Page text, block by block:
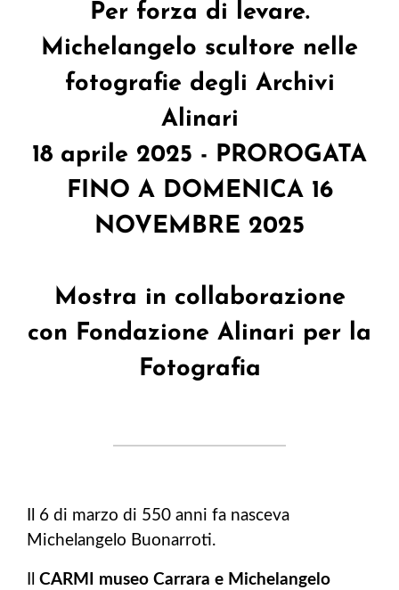
Per forza di levare.
Michelangelo scultore nelle
fotografie degli Archivi
Alinari
18 aprile 2025 - PROROGATA
FINO A DOMENICA 16
NOVEMBRE 2025
Mostra in collaborazione
con Fondazione Alinari per la
Fotografia
Il 6 di marzo di 550 anni fa nasceva
Michelangelo Buonarroti.
CARMI museo Carrara e Michelangelo